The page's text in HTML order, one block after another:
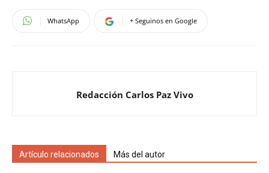
WhatsApp + Seguinos en Google
Redacción Carlos Paz Vivo
Artículo relacionados Más del autor